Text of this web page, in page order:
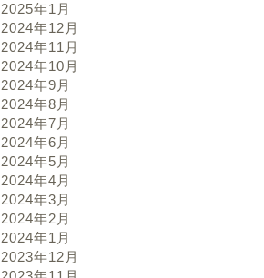
2025年1月
2024年12月
2024年11月
2024年10月
2024年9月
2024年8月
2024年7月
2024年6月
2024年5月
2024年4月
2024年3月
2024年2月
2024年1月
2023年12月